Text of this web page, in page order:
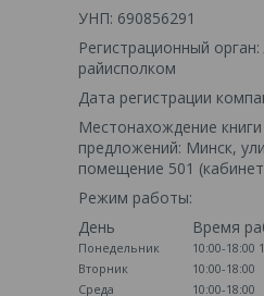
УНП: 690856291
Регистрационный
райисполком
Дата регистрации
Местонахождение
предложений: Минск,
помещение 501
Режим работы:
День
Время
Понедельник 10:00-18:00
Вторник
10:00-18:00
Среда
10:00-18:00